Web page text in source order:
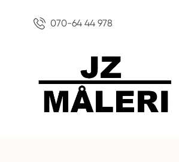
070-64 44 978